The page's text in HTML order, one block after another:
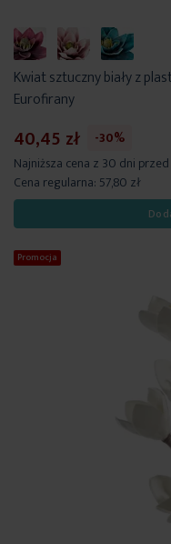
Kwiat sztuczny biały z
Eurofirany
40,45 zł
-30%
Najniższa cena z 30 dni
Cena regularna: 57,80 zł
Promocja